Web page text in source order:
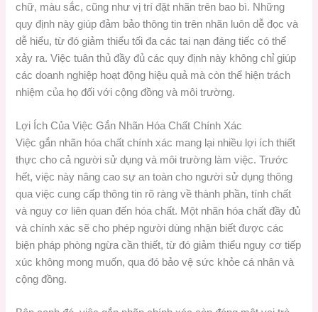
chữ, màu sắc, cũng như vị trí đặt nhãn trên bao bì. Những
quy định này giúp đảm bảo thông tin trên nhãn luôn dễ đọc và
dễ hiểu, từ đó giảm thiểu tối đa các tai nạn đáng tiếc có thể
xảy ra. Việc tuân thủ đầy đủ các quy định này không chỉ giúp
các doanh nghiệp hoạt động hiệu quả mà còn thể hiện trách
nhiệm của họ đối với cộng đồng và môi trường.
Lợi Ích Của Việc Gắn Nhãn Hóa Chất Chính Xác
Việc gắn nhãn hóa chất chính xác mang lại nhiều lợi ích thiết
thực cho cả người sử dụng và môi trường làm việc. Trước
hết, việc này nâng cao sự an toàn cho người sử dụng thông
qua việc cung cấp thông tin rõ ràng về thành phần, tính chất
và nguy cơ liên quan đến hóa chất. Một nhãn hóa chất đầy đủ
và chính xác sẽ cho phép người dùng nhận biết được các
biện pháp phòng ngừa cần thiết, từ đó giảm thiểu nguy cơ tiếp
xúc không mong muốn, qua đó bảo vệ sức khỏe cá nhân và
cộng đồng.